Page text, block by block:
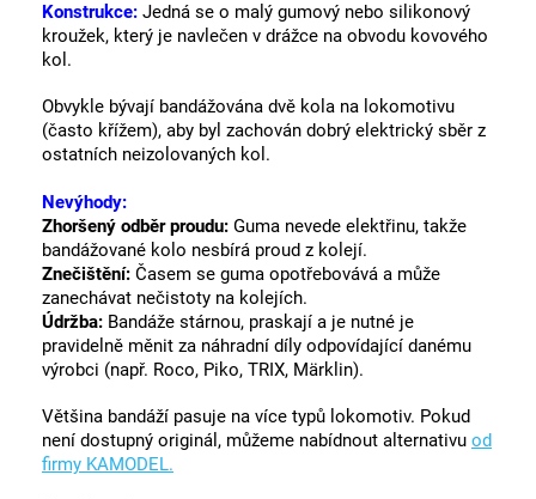
Konstrukce: Jedná se o malý gumový nebo silikonový
kroužek, který je navlečen v drážce na obvodu kovového
kol.
Obvykle bývají bandážována dvě kola na lokomotivu
(často křížem), aby byl zachován dobrý elektrický sběr z
ostatních neizolovaných kol.
Nevýhody:
Zhoršený odběr proudu: Guma nevede elektřinu, takže
bandážované kolo nesbírá proud z kolejí.
Znečištění: Časem se guma opotřebovává a může
zanechávat nečistoty na kolejích.
Údržba: Bandáže stárnou, praskají a je nutné je
pravidelně měnit za náhradní díly odpovídající danému
výrobci (např. Roco, Piko, TRIX, Märklin).
Většina bandáží pasuje na více typů lokomotiv. Pokud
není dostupný originál, můžeme nabídnout alternativu od
firmy KAMODEL.